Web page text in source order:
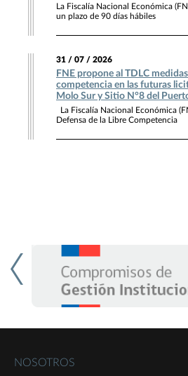
La Fiscalía Nacional Económica
un plazo de 90 días hábiles
31 / 07 / 2026
FNE propone al TDLC
competencia en las futuras
Molo Sur y Sitio N°8 del
La Fiscalía Nacional Económica
Defensa de la Libre Competencia
NOSOTROS